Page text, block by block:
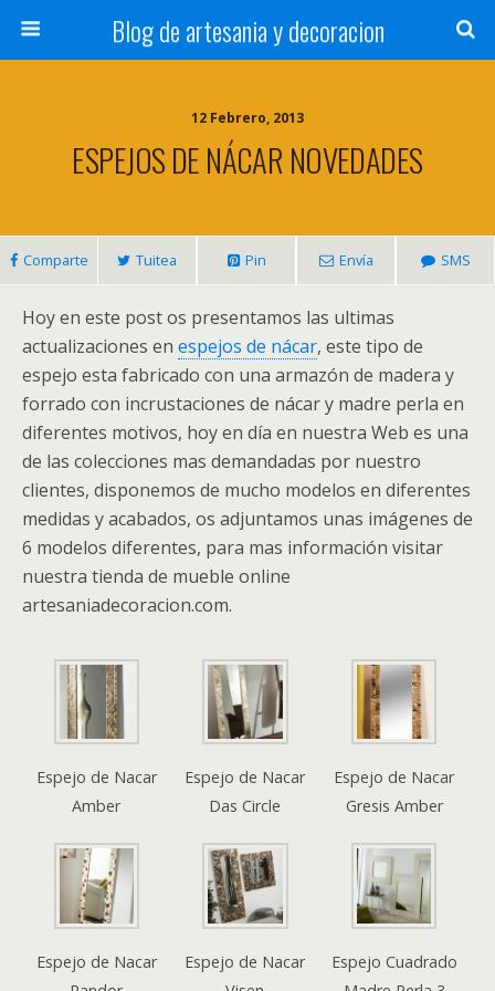
Blog de artesania y decoracion
12 Febrero, 2013
ESPEJOS DE NÁCAR NOVEDADES
Comparte Tuitea Pin Envía SMS
Hoy en este post os presentamos las ultimas
actualizaciones en espejos de nácar, este tipo de
espejo esta fabricado con una armazón de madera y
forrado con incrustaciones de nácar y madre perla en
diferentes motivos, hoy en día en nuestra Web es una
de las colecciones mas demandadas por nuestro
clientes, disponemos de mucho modelos en diferentes
medidas y acabados, os adjuntamos unas imágenes de
6 modelos diferentes, para mas información visitar
nuestra tienda de mueble online
artesaniadecoracion.com.
Espejo de Nacar
Amber
Espejo de Nacar
Das Circle
Espejo de Nacar
Gresis Amber
Espejo de Nacar
Espejo de Nacar
Espejo Cuadrado